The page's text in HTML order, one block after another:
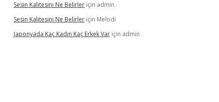
Sesin Kalitesini Ne Belirler için admin
Sesin Kalitesini Ne Belirler için Melodi
Japonyada Kaç Kadın Kaç Erkek Var için admin